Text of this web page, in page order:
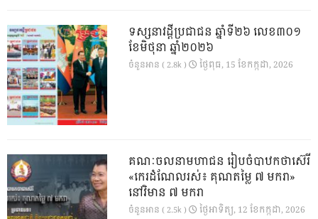
ទស្សនាវដ្ដីប្រជាជន ឆ្នាំទី២៦ លេខ៣០១
ខែមិថុនា ឆ្នាំ២០២៦
ចំនួនអាន ( 2.8k ) ថ្ងៃ​ពុធ, 15 ខែ​កក្កដា, 2026
គណៈចលនាមហាជន រៀបចំបាឋកថាស៊េរី
«កេរដំណែលរស់៖ គុណតម្លៃ ៧ មករា»
នៅវិមាន ៧ មករា
ចំនួនអាន ( 2.5k ) ថ្ងៃ​អាទិត្យ, 12 ខែ​កក្កដា, 2026